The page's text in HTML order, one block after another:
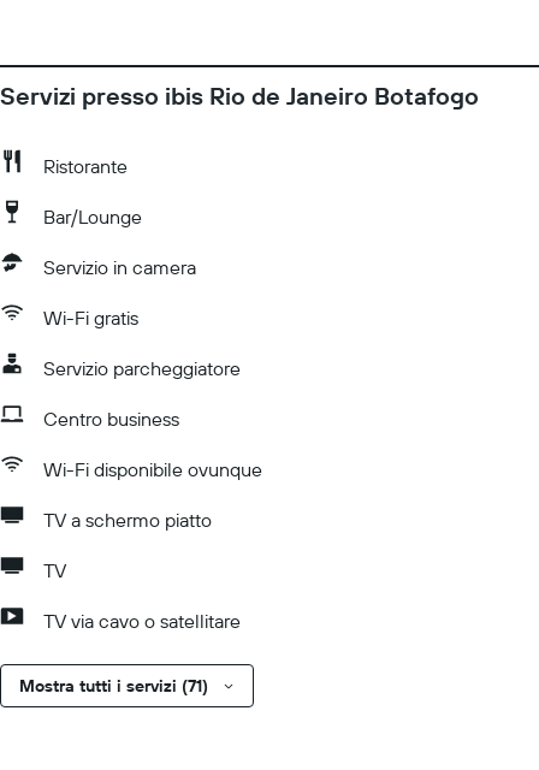
Servizi presso ibis Rio de Janeiro Botafogo
Ristorante
Bar/Lounge
Servizio in camera
Wi-Fi gratis
Servizio parcheggiatore
Centro business
Wi-Fi disponibile ovunque
TV a schermo piatto
TV
TV via cavo o satellitare
Mostra tutti i servizi (71)